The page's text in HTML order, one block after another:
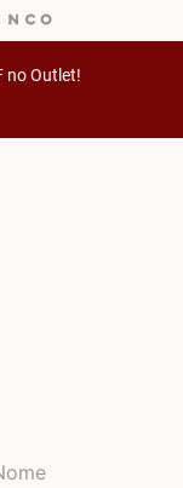
no Outlet!